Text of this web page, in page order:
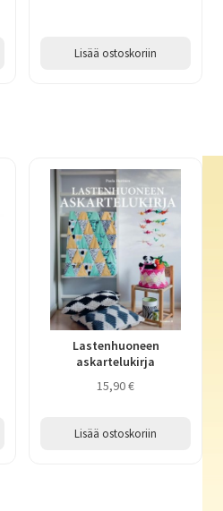
Lisää ostoskoriin
Lastenhuoneen
askartelukirja
15,90€
Lisää ostoskoriin